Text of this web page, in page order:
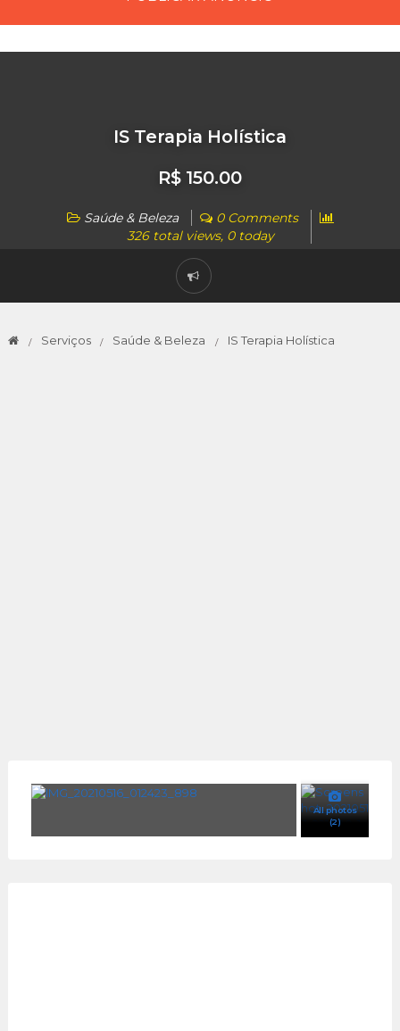
IS Terapia Holística
R$ 150.00
Saúde & Beleza
0 Comments
326 total views, 0 today
Serviços Saúde & Beleza IS Terapia Holística
All photos
(2)